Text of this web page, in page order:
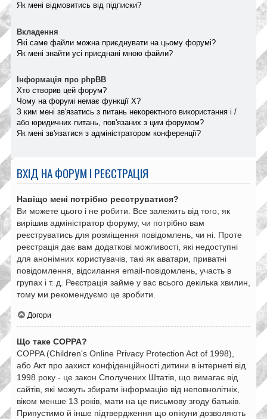
Як мені відмовитись від підписки?
Вкладення
Які саме файли можна приєднувати на цьому форумі?
Як мені знайти усі приєднані мною файли?
Інформація про phpBB
Хто створив цей форум?
Чому на форумі немає функції X?
З ким мені зв'язатись з питань некоректного використання і /
або юридичних питань, пов'язаних з цим форумом?
Як мені зв'язатися з адміністратором конференції?
ВХІД НА ФОРУМ І РЕЄСТРАЦІЯ
Навіщо мені потрібно реєструватися?
Ви можете цього і не робити. Все залежить від того, як
вирішив адміністратор форуму, чи потрібно вам
реєструватись для розміщення повідомлень, чи ні. Проте
реєстрація дає вам додаткові можливості, які недоступні
для анонімних користувачів, такі як аватари, приватні
повідомлення, відсилання email-повідомлень, участь в
групах і т. д. Реєстрація займе у вас всього декілька хвилин,
тому ми рекомендуємо це зробити.
Догори
Що таке COPPA?
COPPA (Children's Online Privacy Protection Act of 1998),
або Акт про захист конфіденційності дитини в інтернеті від
1998 року - це закон Сполучених Штатів, що вимагає від
сайтів, які можуть збирати інформацію від неповнолітніх,
віком менше 13 років, мати на це письмову згоду батьків.
Припустимо й інше підтвердження що опікуни дозволяють